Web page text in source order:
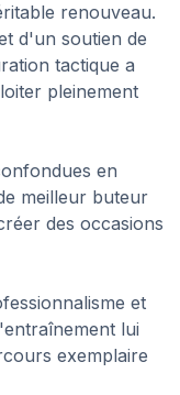
renouveau.
d'un soutien de
tactique a
pleinement
en
meilleur buteur
des occasions
et
lui
exemplaire